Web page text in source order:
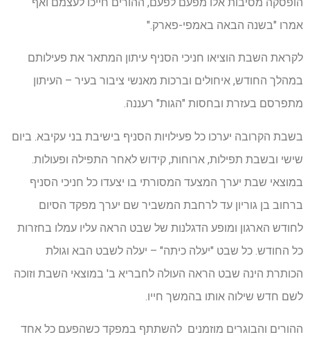
אמרו "בשנה הבאה באמפי-פארק."
לקראת השבת הוציאו חניכי הסניף עיתון המתאר את פעילותם
במהלך החודש, איחולים וברכות מאנשי ציבור בעיר – העיתון
מתפרסם בעזרת ובחסות "הגות" רעננה.
בשבת הקרובה יערכו כל פעילויות הסניף בישיבת בני עקיבא. ביום
שישי ובשבת תפילות, ארוחות, קידוש לאחר התפילה ופעולות.
במוצאי שבת יערך המצעד המסורתי בו יצעדו כל חניכי הסניף
ברחוב בן גוריון עד לרחבת המשביר שם יערך מפקד הסיום
לחודש הארגון ומופע הדגלנות של שבט הראה עליו עמלו בחזרות
כל החודש. כל שבט "יעלה כיתה" – יעלה לשבט הבא וגולת
הכותרת הינה שבט הראה העולה לחבריא ב' במוצאי השבת וזוכה
לשם חדש שילוה אותו בהמשך חייו.
ההורים והבוגרים מוזמנים להשתתף במפקד כשהפעם כל אחד